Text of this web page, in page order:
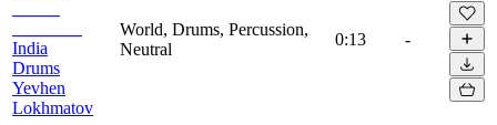
India
Drums
Yevhen
Lokhmatov
World, Drums, Percussion,
Neutral
0:13 -